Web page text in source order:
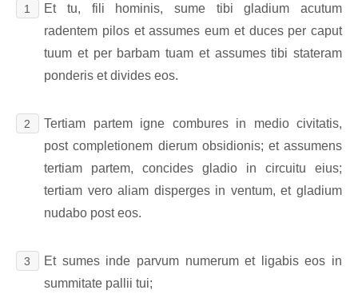
1
Et tu, fili hominis, sume tibi gladium acutum
radentem pilos et assumes eum et duces per caput
tuum et per barbam tuam et assumes tibi stateram
ponderis et divides eos.
2
Tertiam partem igne combures in medio civitatis,
post completionem dierum obsidionis; et assumens
tertiam partem, concides gladio in circuitu eius;
tertiam vero aliam disperges in ventum, et gladium
nudabo post eos.
3
Et sumes inde parvum numerum et ligabis eos in
summitate pallii tui;